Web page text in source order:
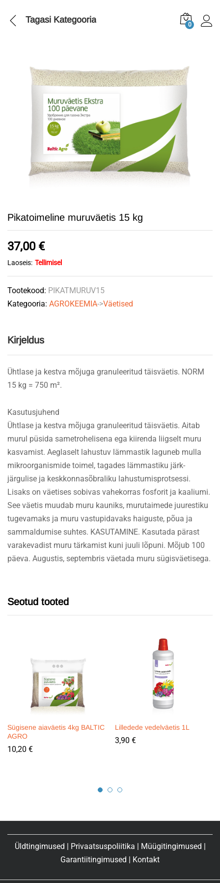
Tagasi Kategooria 0
Pikatoimeline muruväetis 15 kg
37,00 €
Laoseis: Tellimisel
Tootekood: PIKATMURUV15
Kategooria: AGROKEEMIA->Väetised
Kirjeldus
Ühtlase ja kestva mõjuga granuleeritud täisväetis. NORM
15 kg = 750 m².
Kasutusjuhend
Ühtlase ja kestva mõjuga granuleeritud täisväetis. Aitab
murul püsida sametrohelisena ega kiirenda liigselt muru
kasvamist. Aeglaselt lahustuv lämmastik laguneb mulla
mikroorganismide toimel, tagades lämmastiku järk-
järgulise ja keskkonnasõbraliku lahustumisprotsessi.
Lisaks on väetises sobivas vahekorras fosforit ja kaaliumi.
See väetis muudab muru kauniks, murutaimede juurestiku
tugevamaks ja muru vastupidavaks haiguste, põua ja
sammaldumise suhtes. KASUTAMINE. Kasutada pärast
varakevadist muru tärkamist kuni juuli lõpuni. Mõjub 100
päeva. Augustis, septembris väetada muru sügisväetisega.
Seotud tooted
Sügisene aiaväetis 4kg BALTIC
AGRO
10,20 €
Lilledede vedelväetis 1L
3,90 €
Üldtingimused | Privaatsuspoliitika | Müügitingimused |
Garantiitingimused | Kontakt